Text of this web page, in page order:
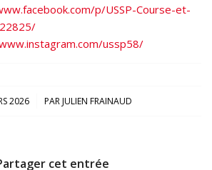
p/USSP-Course-et-
ussp58/
2026 PARJULIEN FRAINAUD
cet entrée